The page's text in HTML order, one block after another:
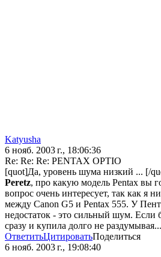
Katyusha
6 нояб. 2003 г., 18:06:36
Re: Re: Re: PENTAX OPTIO
[quot]Да, уровень шума низкий ... [/
Peretz, про какую модель Pentax вы
вопрос очень интересует, так как я
между Canon G5 и Pentax 555. У
недостаток - это сильный шум. Если
сразу и купила долго не раздумывая...
ОтветитьЦитироватьПоделиться
6 нояб. 2003 г., 19:08:40